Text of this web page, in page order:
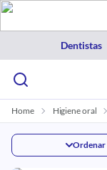
Dentistas
Home Higiene oral
Ordenar